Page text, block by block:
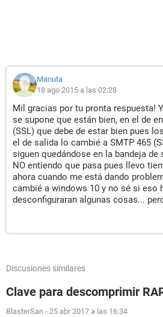
Manuta
18 ago 2015 a las 02:28
Mil gracias por tu pronta respuesta!
se supone que están bien, en el de
(SSL) que debe de estar bien pues
el de salida lo cambié a SMTP 465
siguen quedándose en la bandeja de
NO entiendo que pasa pues llevo
ahora cuando me está dando
cambié a windows 10 y no sé si eso
desconfiguraran algunas cosas...
Discusiones similares
Clave para descomprimir
BlasterSan - 25 abr 2017 a las 16:34